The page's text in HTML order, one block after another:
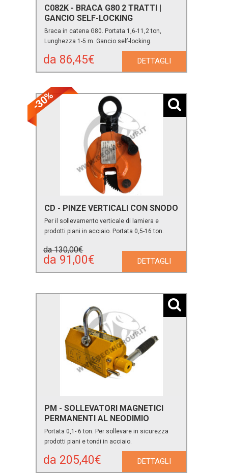
C082K - BRACA G80 2 TRATTI |
GANCIO SELF-LOCKING
Braca in catena G80. Portata 1,6-11,2 ton,
Lunghezza 1-5 m. Gancio self-locking.
da 86,45€ DETTAGLI
-30%
CD - PINZE VERTICALI CON SNODO
Per il sollevamento verticale di lamiera e
prodotti piani in acciaio. Portata 0,5-16 ton.
da 130,00€
da 91,00€ DETTAGLI
PM - SOLLEVATORI MAGNETICI
PERMANENTI AL NEODIMIO
Portata 0,1- 6 ton. Per sollevare in sicurezza
prodotti piani e tondi in acciaio.
da 205,40€ DETTAGLI